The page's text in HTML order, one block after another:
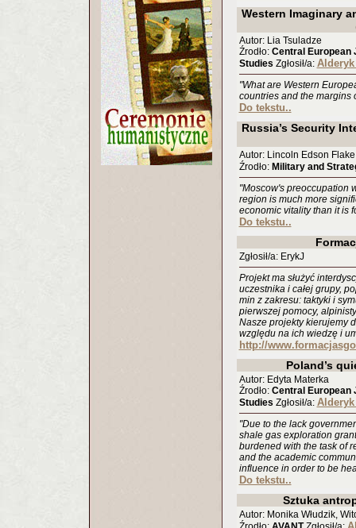
Western Imaginary
Autor: Lia Tsuladze
Źrodło: Central European
Studies Zgłosił/a:
"What are Western
countries and the margins
Do tekstu..
Russia’s Security
Autor: Lincoln Edson Flake
Źrodło: Military and
"Moscow's preoccupation
region is much more
economic vitality than it is
Do tekstu..
Zgłosił/a: ErykJ
Projekt ma służyć
uczestnika i całej grupy,
min z zakresu: taktyki i
pierwszej pomocy,
Nasze projekty kierujemy
względu na ich wiedzę i
http://
Poland’s
Autor: Edyta Materka
Źrodło: Central European
Studies Zgłosił/a:
"Due to the lack
shale gas exploration
burdened with the task of
and the academic
influence in order to be
Do tekstu..
Sztuka
Autor: Monika Włudzik,